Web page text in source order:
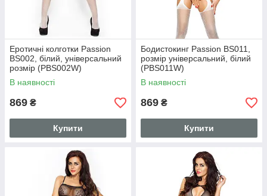
Еротичні колготки Passion
BS002, білий, універсальний
розмір (PBS002W)
В наявності
869 ₴
Купити
Бодистокинг Passion BS011,
розмір універсальний, білий
(PBS011W)
В наявності
869 ₴
Купити